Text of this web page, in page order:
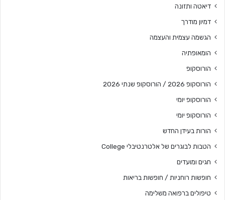
דיאטה ותזונה
דמיון מודרך
הגשמה עצמית והעצמה
הומאופתיה
הורוסקופ
הורוסקופ 2026 / הורוסקופ שנתי 2026
הורוסקופ יומי
הורוסקופ יומי
הורות בעידן החדש
הטבות לבוגרים של אלטרנטיבלי College
חגים ומועדים
חופשות רוחניות / חופשות בריאות
טיפולים ברפואה משלימה